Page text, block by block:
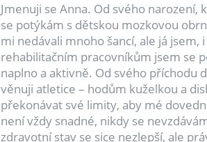
Jmenuji se Anna. Od svého
se potýkám s dětskou mozkovou
mi nedávali mnoho šancí, ale já
rehabilitačním pracovníkům jsem se
naplno a aktivně. Od svého příchodu
věnuji atletice – hodům kuželkou a
překonávat své limity, aby mé
není vždy snadné, nikdy se
zdravotní stav se sice nezlepší, ale